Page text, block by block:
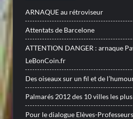
ARNAQUE au rétroviseur
Attentats de Barcelone
ATTENTION DANGER : arnaque
LeBonCoin.fr
Des oiseaux sur un fil et de
Palmarés 2012 des 10 villes les
Pour le dialogue Elèves-